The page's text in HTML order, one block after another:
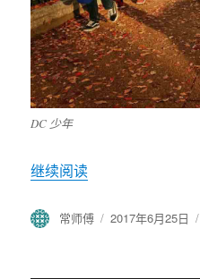
DC 少年
继续阅读
作
常师傅
发
2017年6月25日